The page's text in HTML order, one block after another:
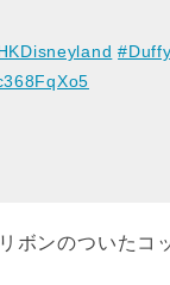
ボンのついたコ